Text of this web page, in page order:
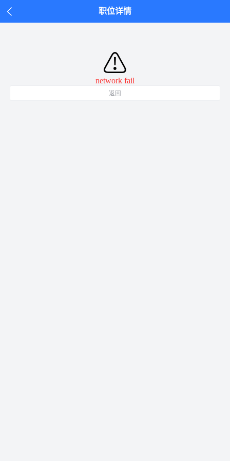
职位详情
⚠
network fail
返回